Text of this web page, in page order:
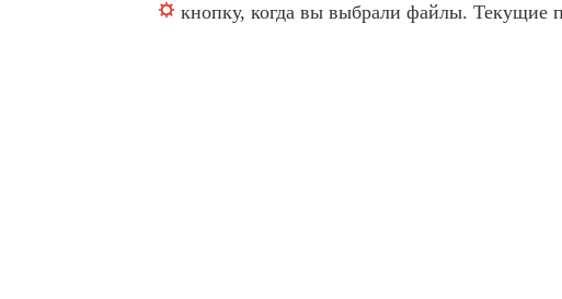
кнопку, когда вы выбрали файлы. Текущие